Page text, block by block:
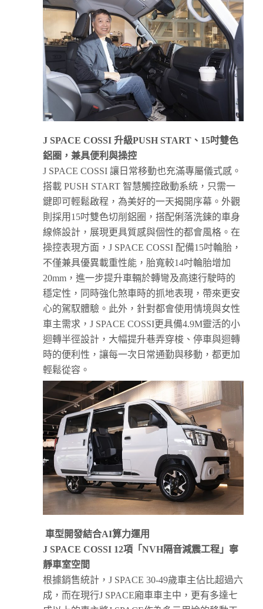
J SPACE COSSI升級PUSH START 、 15吋雙色
鋁圈，兼具便利與操控
J SPACE COSSI 讓日常移動也充滿專屬儀式感。
搭載 PUSH START 智慧觸控啟動系統，只需一
鍵即可輕鬆啟程，為美好的一天揭開序幕。外觀
則採用15吋雙色切削鋁圈，搭配俐落洗鍊的車身
線條設計，展現更具質感與個性的都會風格。在
操控表現方面，J SPACE COSSI 配備15吋輪胎，
不僅兼具優異載重性能，胎寬較14吋輪胎增加
20mm，進一步提升車輛於轉彎及高速行駛時的
穩定性，同時強化煞車時的抓地表現，帶來更安
心的駕馭體驗。此外，針對都會使用情境與女性
車主需求，J SPACE COSSI更具備4.9M靈活的小
迴轉半徑設計，大幅提升巷弄穿梭、停車與迴轉
時的便利性，讓每一次日常通勤與移動，都更加
輕鬆從容。
車型開發結合AI算力運用
J SPACE COSSI 12項「NVH隔音減震工程」寧
靜車室空間
根據銷售統計，J SPACE 30-49歲車主佔比超過六
成，而在現行J SPACE廂車車主中，更有多達七